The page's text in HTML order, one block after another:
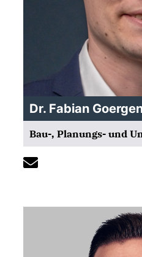
Dr. Fabian
Bau-, Planungs- und